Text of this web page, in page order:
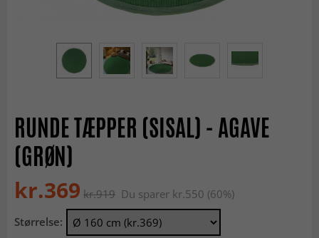
RUNDE TÆPPER (SISAL) - AGAVE
(GRØN)
kr.369 kr.919 Du sparer kr.550 (60%)
Størrelse: